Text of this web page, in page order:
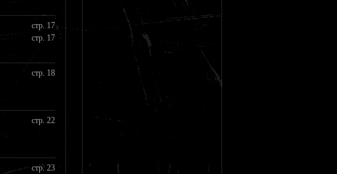
стр. 17
стр. 17
стр. 18
стр. 22
стр. 23